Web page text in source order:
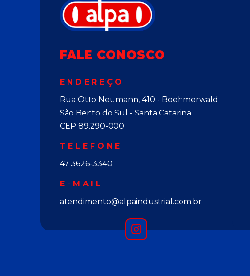
FALE CONOSCO
ENDEREÇO
Rua Otto Neumann, 410 - Boehmerwald
São Bento do Sul - Santa Catarina
CEP 89.290-000
TELEFONE
47 3626-3340
E-MAIL
atendimento@alpaindustrial.com.br